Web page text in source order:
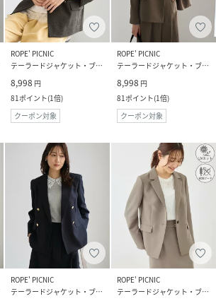
ROPE' PICNIC
テーラードジャケット・ブレザー
8,998 円
81ポイント(1倍)
クーポン対象
ROPE' PICNIC
テーラードジャケット・ブレザー
8,998 円
81ポイント(1倍)
クーポン対象
ROPE' PICNIC
テーラードジャケット・ブレザー
ROPE' PICNIC
テーラードジャケット・ブレザー